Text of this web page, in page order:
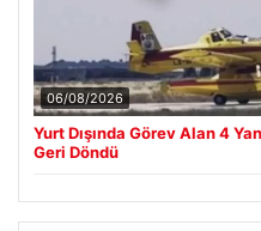
06/08/2026
Yurt Dışında Görev Alan 4
Geri Döndü